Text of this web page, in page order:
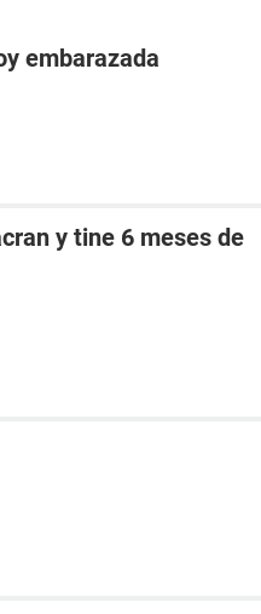
embarazada
y tine 6 meses de